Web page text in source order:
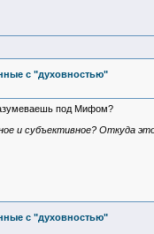
с "духовностью"
под Мифом?
и субъективное? Откуда
с "духовностью"